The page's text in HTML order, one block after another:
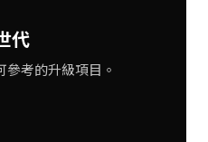
代
考的升級項目。